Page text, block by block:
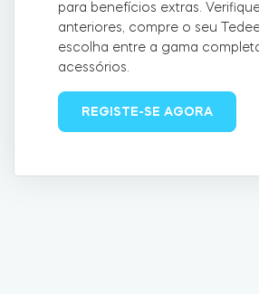
Door Sensor
Cilindros
para benefícios extras.
anteriores, compre o seu
escolha entre a gama
acessórios.
REGISTE-SE AGORA